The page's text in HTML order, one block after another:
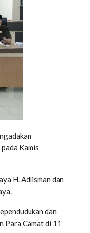
Kamis
H. Adlisman dan
dan
Para Camat di 11